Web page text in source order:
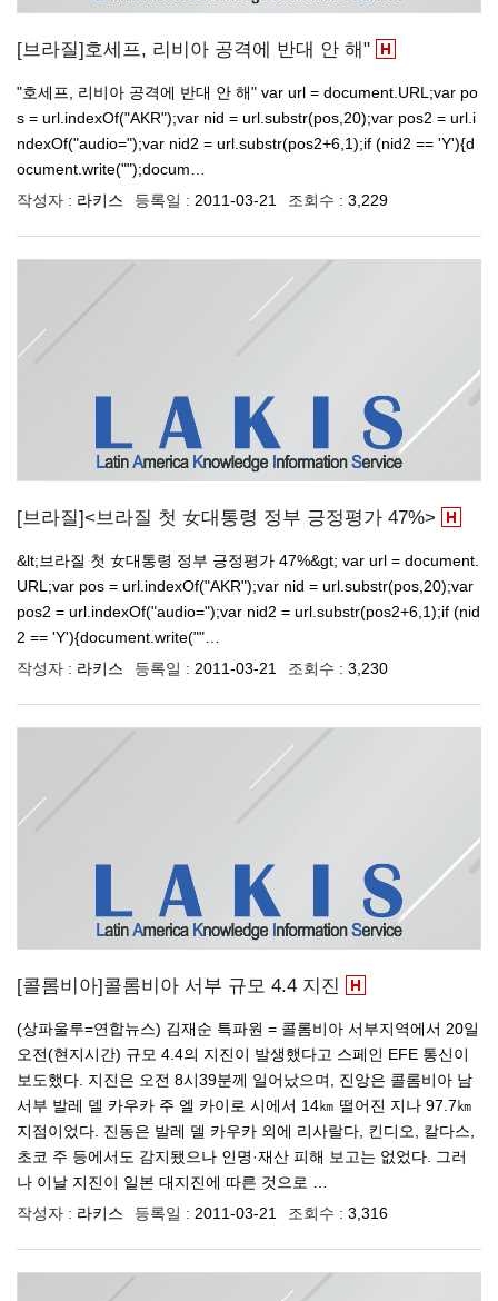
[브라질]호세프, 리비아 공격에 반대 안 해"
"호세프, 리비아 공격에 반대 안 해" var url = document.URL;var po
s = url.indexOf("AKR");var nid = url.substr(pos,20);var pos2 = url.i
ndexOf("audio=");var nid2 = url.substr(pos2+6,1);if (nid2 == 'Y'){d
ocument.write("");docum…
작성자 : 라키스 등록일 : 2011-03-21 조회수 : 3,229
[브라질]<브라질 첫 女대통령 정부 긍정평가 47%>
&lt;브라질 첫 女대통령 정부 긍정평가 47%&gt; var url = document.
URL;var pos = url.indexOf("AKR");var nid = url.substr(pos,20);var
pos2 = url.indexOf("audio=");var nid2 = url.substr(pos2+6,1);if (nid
2 == 'Y'){document.write(""…
작성자 : 라키스 등록일 : 2011-03-21 조회수 : 3,230
[콜롬비아]콜롬비아 서부 규모 4.4 지진
(상파울루=연합뉴스) 김재순 특파원 = 콜롬비아 서부지역에서 20일
오전(현지시간) 규모 4.4의 지진이 발생했다고 스페인 EFE 통신이
보도했다. 지진은 오전 8시39분께 일어났으며, 진앙은 콜롬비아 남
서부 발레 델 카우카 주 엘 카이로 시에서 14㎞ 떨어진 지나 97.7㎞
지점이었다. 진동은 발레 델 카우카 외에 리사랄다, 킨디오, 칼다스,
초코 주 등에서도 감지됐으나 인명·재산 피해 보고는 없었다. 그러
나 이날 지진이 일본 대지진에 따른 것으로 …
작성자 : 라키스 등록일 : 2011-03-21 조회수 : 3,316